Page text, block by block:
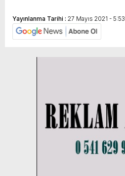
Yayınlanma Tarihi : 27 Mayıs 2021 - 5:53